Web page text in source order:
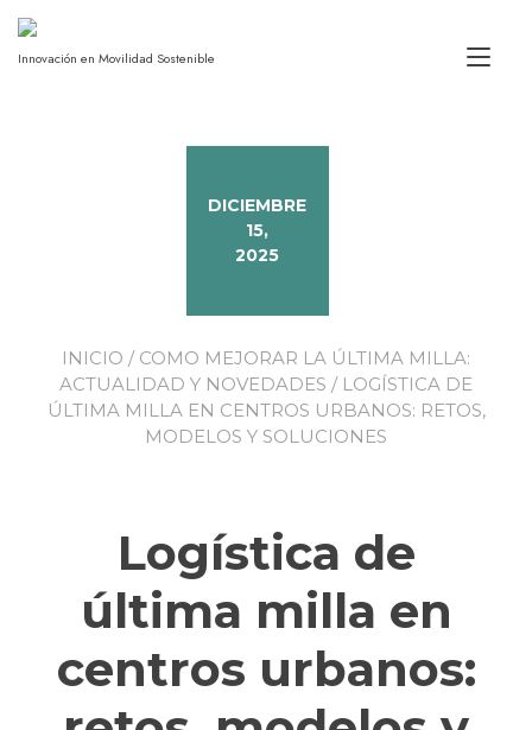
Innovación en Movilidad Sostenible
DICIEMBRE
15,
2025
INICIO / COMO MEJORAR LA ÚLTIMA MILLA:
ACTUALIDAD Y NOVEDADES / LOGÍSTICA DE
ÚLTIMA MILLA EN CENTROS URBANOS: RETOS,
MODELOS Y SOLUCIONES
Logística de
última milla en
centros urbanos: